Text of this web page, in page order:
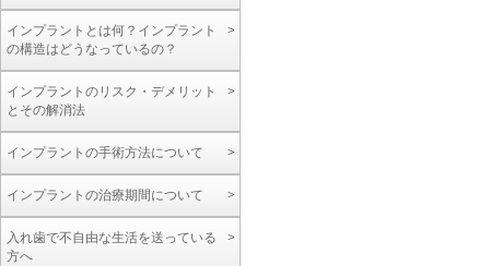
インプラントとは何？インプラント
の構造はどうなっているの？
インプラントのリスク・デメリット
とその解消法
インプラントの手術方法について
インプラントの治療期間について
入れ歯で不自由な生活を送っている
方へ